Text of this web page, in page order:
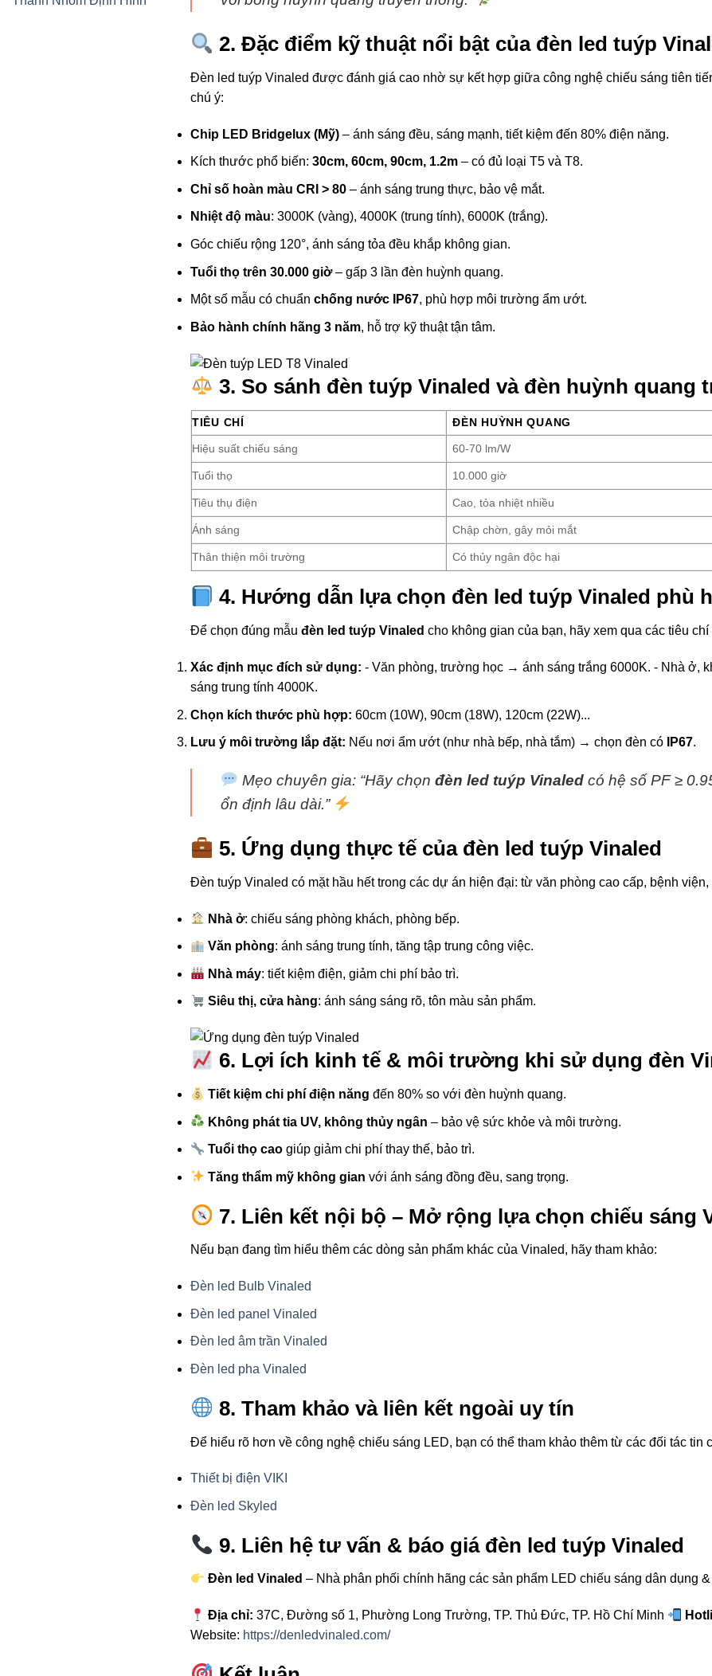
2. Đặc điểm kỹ thuật nổi bật của đèn led tuýp
Đèn led tuýp Vinaled được đánh giá cao nhờ sự kết hợp giữa công nghệ chiếu sáng tiên
chú ý:
Chip LED Bridgelux (Mỹ) – ánh sáng đều, sáng mạnh, tiết kiệm đến 80% điện năng.
Kích thước phổ biến: 30cm, 60cm, 90cm, 1.2m – có đủ loại T5 và T8.
Chỉ số hoàn màu CRI > 80 – ánh sáng trung thực, bảo vệ mắt.
Nhiệt độ màu: 3000K (vàng), 4000K (trung tính), 6000K (trắng).
Góc chiếu rộng 120°, ánh sáng tỏa đều khắp không gian.
Tuổi thọ trên 30.000 giờ– gấp 3 lần đèn huỳnh quang.
Một số mẫu có chuẩn chống nước IP67, phù hợp môi trường ẩm ướt.
Bảo hành chính hãng 3 năm, hỗ trợ kỹ thuật tận tâm.
3. So sánh đèn tuýp Vinaled và đèn huỳnh quang
TIÊU CHÍ ĐÈN HUỲNH QUANG
Hiệu suất chiếu sáng 60-70 lm/W
Tuổi thọ 10.000 giờ
Tiêu thụ điện Cao, tỏa nhiệt nhiều
Ánh sáng Chập chờn, gây mỏi mắt
Thân thiện môi trường Có thủy ngân độc hại
4. Hướng dẫn lựa chọn đèn led tuýp Vinaled phù
Để chọn đúng mẫu đèn led tuýp Vinaled cho không gian của bạn, hãy xem qua các tiêu chí
Xác định mục đích sử dụng: - Văn phòng, trường học → ánh sáng trắng 6000K. - Nhà ở,
sáng trung tính 4000K.
Chọn kích thước phù hợp: 60cm (10W), 90cm (18W), 120cm (22W)...
Lưu ý môi trường lắp đặt: Nếu nơi ẩm ướt (như nhà bếp, nhà tắm) → chọn đèn có IP67.
Mẹo chuyên gia: “Hãy chọn đèn led tuýp Vinaledcó hệ số PF ≥
ổn định lâu dài.”
5. Ứng dụng thực tế của đèn led tuýp Vinaled
Đèn tuýp Vinaled có mặt hầu hết trong các dự án hiện đại: từ văn phòng cao cấp, bệnh
Nhà ở: chiếu sáng phòng khách, phòng bếp.
Văn phòng: ánh sáng trung tính, tăng tập trung công việc.
Nhà máy: tiết kiệm điện, giảm chi phí bảo trì.
Siêu thị, cửa hàng: ánh sáng sáng rõ, tôn màu sản phẩm.
6. Lợi ích kinh tế & môi trường khi sử dụng đèn
Tiết kiệm chi phí điện năng đến 80% so với đèn huỳnh quang.
Không phát tia UV, không thủy ngân – bảo vệ sức khỏe và môi trường.
Tuổi thọ cao giúp giảm chi phí thay thế, bảo trì.
Tăng thẩm mỹ không gian với ánh sáng đồng đều, sang trọng.
7. Liên kết nội bộ – Mở rộng lựa chọn chiếu sáng
Nếu bạn đang tìm hiểu thêm các dòng sản phẩm khác của Vinaled, hãy tham khảo:
Đèn led Bulb Vinaled
Đèn led panel Vinaled
Đèn led âm trần Vinaled
Đèn led pha Vinaled
8. Tham khảo và liên kết ngoài uy tín
Để hiểu rõ hơn về công nghệ chiếu sáng LED, bạn có thể tham khảo thêm từ các đối tác tin
Thiết bị điện VIKI
Đèn led Skyled
9. Liên hệ tư vấn & báo giá đèn led tuýp Vinaled
Đèn led Vinaled – Nhà phân phối chính hãng các sản phẩm LED chiếu sáng dân dụng
Địa chỉ: 37C, Đường số 1, Phường Long Trường, TP. Thủ Đức, TP. Hồ Chí Minh
Website: https://denledvinaled.com/